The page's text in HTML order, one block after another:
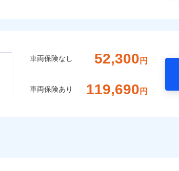
車両保険なし 52,300 円
車両保険あり 119,690 円